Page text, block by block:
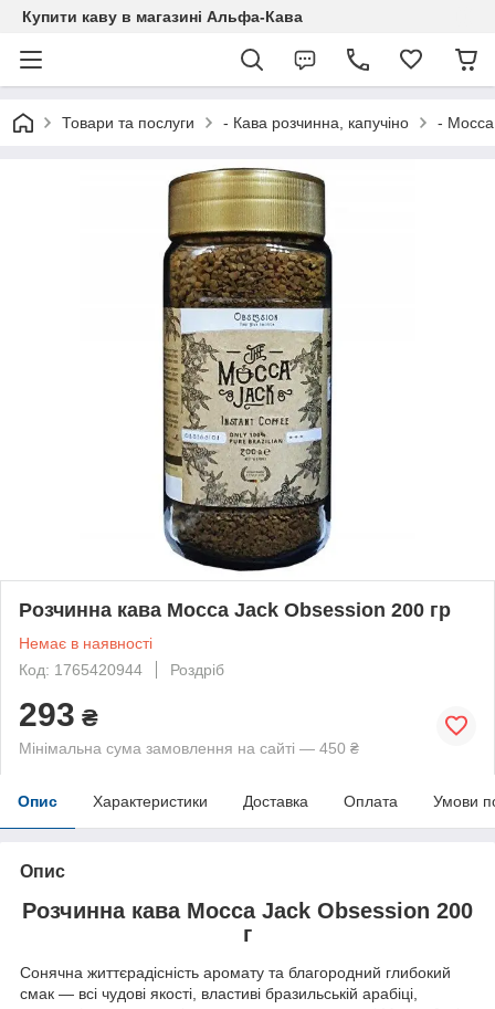
Купити каву в магазині Альфа-Кава
Товари та послуги - Кава розчинна, капучіно -
Розчинна кава Mocca Jack Obsession 200 гр
Немає в наявності
Код: 1765420944
Роздріб
293 ₴
Мінімальна сума замовлення на сайті — 450 ₴
Опис Характеристики Доставка Оплата Умови
Опис
Розчинна кава Mocca Jack Obsession 200
г
Сонячна життєрадісність аромату та благородний глибокий
смак — всі чудові якості, властиві бразильській арабіці,